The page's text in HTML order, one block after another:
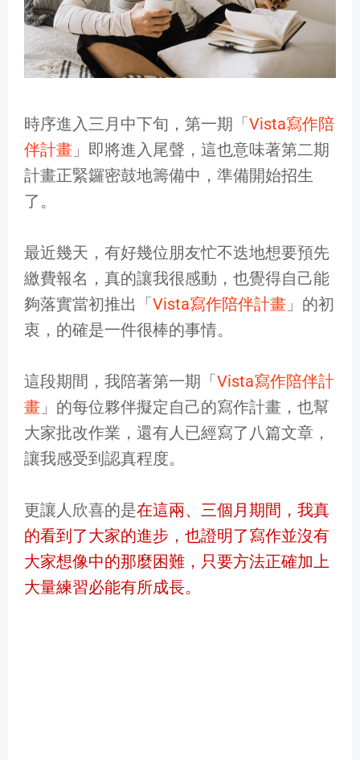
時序進入三月中下旬，第一期「Vista寫作陪
伴計畫 」即將進入尾聲，這也意味著第二期
計畫正緊鑼密鼓地籌備中，準備開始招生
了。
最近幾天，有好幾位朋友忙不迭地想要預先
繳費報名，真的讓我很感動，也覺得自己能
夠落實當初推出「Vista寫作陪伴計畫 」的初
衷，的確是一件很棒的事情。
這段期間，我陪著第一期「Vista寫作陪伴計
畫 」的每位夥伴擬定自己的寫作計畫，也幫
大家批改作業，還有人已經寫了八篇文章，
讓我感受到認真程度。
更讓人欣喜的是在這兩、三個月期間，我真
的看到了大家的進步，也證明了寫作並沒有
大家想像中的那麼困難，只要方法正確加上
大量練習必能有所成長。